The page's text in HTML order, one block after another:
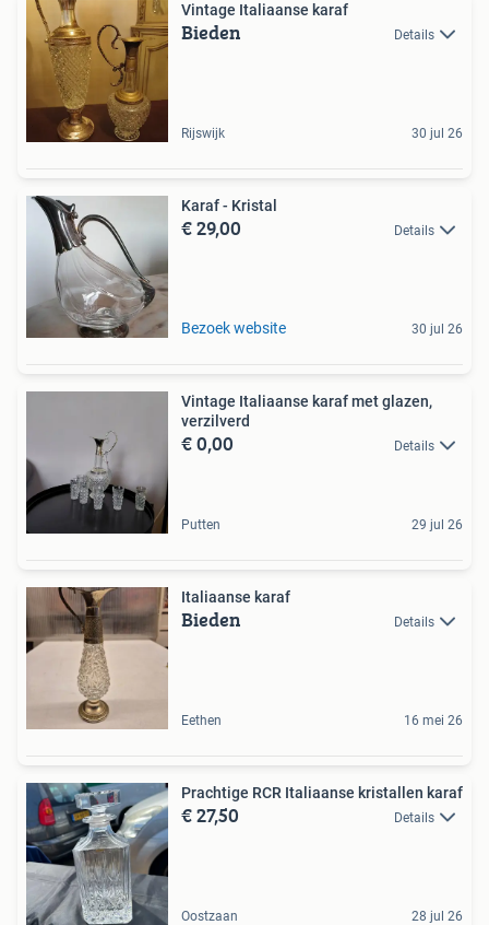
Vintage Italiaanse karaf
Bieden Details
Rijswijk 30 jul 26
Karaf - Kristal
€ 29,00 Details
Bezoek website 30 jul 26
Vintage Italiaanse karaf met glazen,
verzilverd
€ 0,00 Details
Putten 29 jul 26
Italiaanse karaf
Bieden Details
Eethen 16 mei 26
Prachtige RCR Italiaanse kristallen karaf
€ 27,50 Details
Oostzaan 28 jul 26